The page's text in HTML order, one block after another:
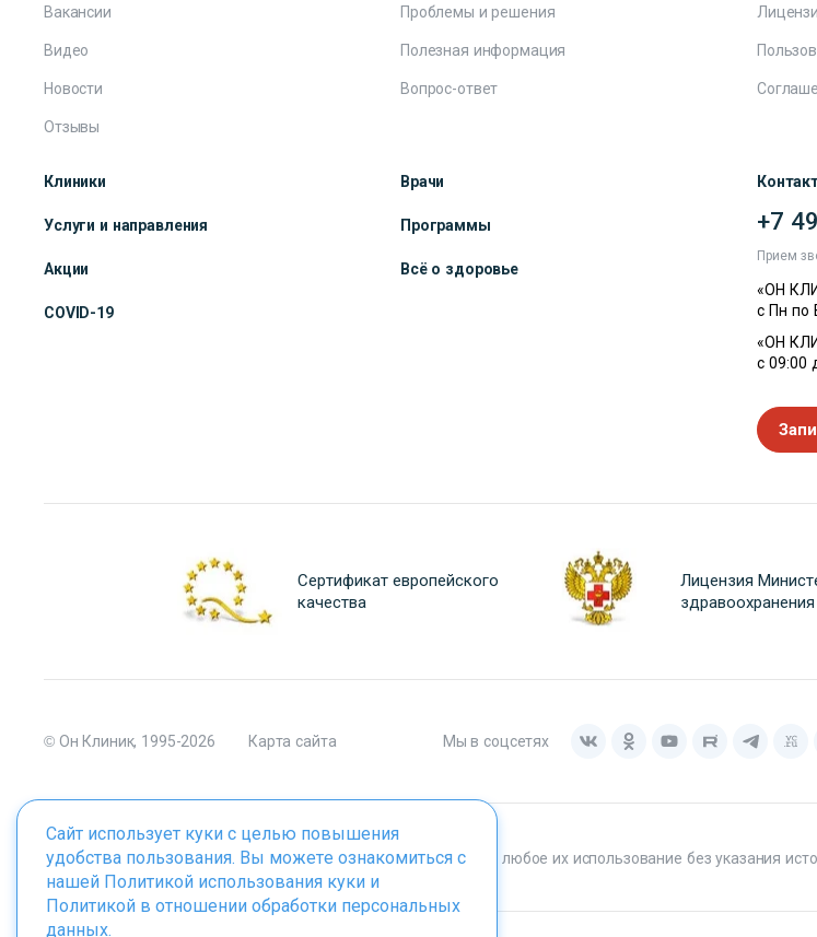
Вакансии
Видео
Новости
Отзывы
Проблемы и решения
Полезная информация
Вопрос-ответ
Клиники Врачи
Услуги и направления Программы
Акции Всё о здоровье
COVID-19
+7
Прием
«ОН
с Пн по
«ОН
с 09:00
Сертификат европейского
качества
Лицензия
© Он Клиник, 1995-2026 Карта сайта Мы в соцсетях
Материалы сайта являются собственностью ООО "Он Клиник", любое их использование без указания
Сайт использует куки с целью повышения
удобства пользования. Вы можете ознакомиться с
нашей Политикой использования куки и
Политикой в отношении обработки персональных
данных.